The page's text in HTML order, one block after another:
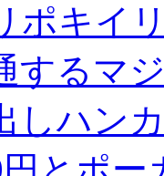
ポキイ
するマジ
しハン